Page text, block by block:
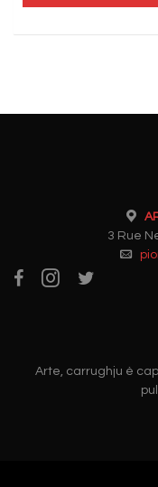
3 Rue
Arte, carrughju è